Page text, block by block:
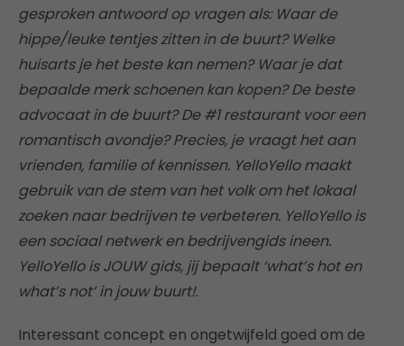
gesproken antwoord op vragen als: Waar de
hippe/leuke tentjes zitten in de buurt? Welke
huisarts je het beste kan nemen? Waar je dat
bepaalde merk schoenen kan kopen? De beste
advocaat in de buurt? De #1 restaurant voor een
romantisch avondje? Precies, je vraagt het aan
vrienden, familie of kennissen. YelloYello maakt
gebruik van de stem van het volk om het lokaal
zoeken naar bedrijven te verbeteren. YelloYello is
een sociaal netwerk en bedrijvengids ineen.
YelloYello is JOUW gids, jij bepaalt ‘what’s hot en
what’s not’ in jouw buurt!.
Interessant concept en ongetwijfeld goed om de